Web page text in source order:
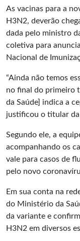
As vacinas para a
H3N2, deverão
dada pelo ministro
coletiva para
Nacional de
“Ainda não temos
no final do primeiro
da Saúde] indica a
justificou o titular da
Segundo ele, a
acompanhando os
vale para casos de
pelo novo
Em sua conta na
do Ministério da
da variante e
H3N2 em diversos